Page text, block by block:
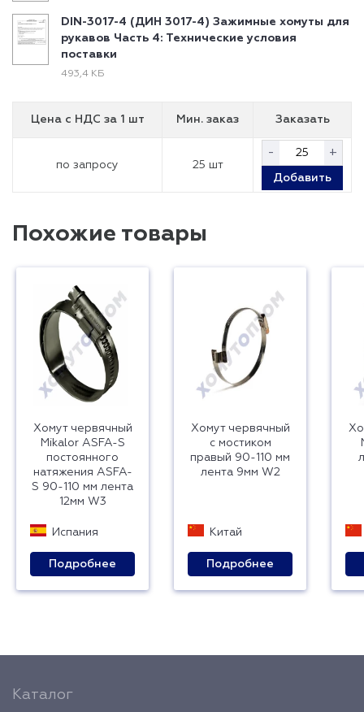
DIN-3017-4 (ДИН 3017-4) Зажимные хомуты для
рукавов Часть 4: Технические условия
поставки
493,4 КБ
Цена с НДС за 1 шт Мин. заказ Заказать
по запросу 25 шт
- +
Добавить
Похожие товары
Хомут червячный
Mikalor ASFA-S
постоянного
натяжения ASFA-
S 90-110 мм лента
12мм W3
Испания
Подробнее
Хомут червячный
с мостиком
правый 90-110 мм
лента 9мм W2
Китай
Подробнее
Каталог